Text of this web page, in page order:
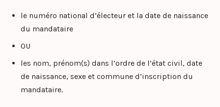
le numéro national d’électeur et la date de naissance
du mandataire
OU
les nom, prénom(s) dans l’ordre de l’état civil, date
de naissance, sexe et commune d’inscription du
mandataire.